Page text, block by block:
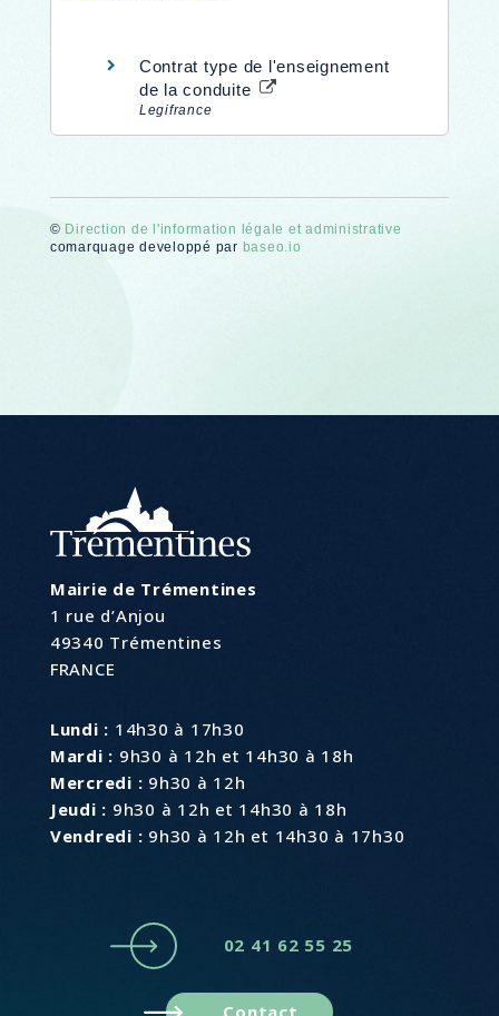
Contrat type de l'enseignement
de la conduite
Legifrance
© Direction de l'information légale et administrative
comarquage developpé par baseo.io
Mairie de Trémentines
1 rue d’Anjou
49340 Trémentines
FRANCE
Lundi : 14h30 à 17h30
Mardi : 9h30 à 12h et 14h30 à 18h
Mercredi : 9h30 à 12h
Jeudi : 9h30 à 12h et 14h30 à 18h
Vendredi : 9h30 à 12h et 14h30 à 17h30
02 41 62 55 25